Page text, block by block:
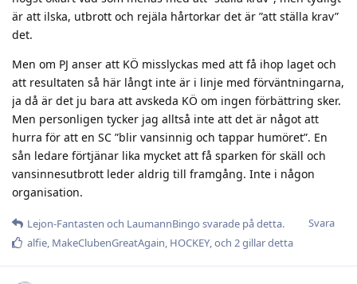
är att ilska, utbrott och rejäla hårtorkar det är ”att ställa krav”
det.
Men om PJ anser att KÖ misslyckas med att få ihop laget och
att resultaten så här långt inte är i linje med förväntningarna,
ja då är det ju bara att avskeda KÖ om ingen förbättring sker.
Men personligen tycker jag alltså inte att det är något att
hurra för att en SC ”blir vansinnig och tappar humöret”. En
sån ledare förtjänar lika mycket att få sparken för skäll och
vansinnesutbrott leder aldrig till framgång. Inte i någon
organisation.
Svara
Lejon-Fantasten och LaumannBingo svarade på detta.
alfie, MakeClubenGreatAgain, HOCKEY, och 2gillar detta